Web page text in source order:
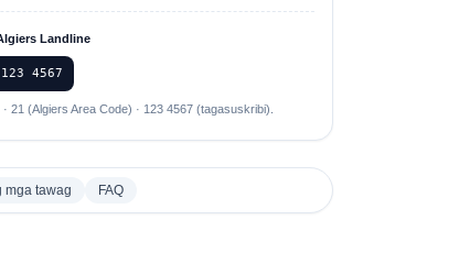
Landline
4567
21 (Algiers Area Code) · 123 4567 (tagasuskribi).
mga tawag FAQ